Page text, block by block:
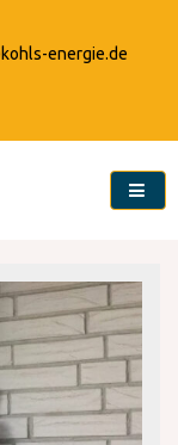
energie.de